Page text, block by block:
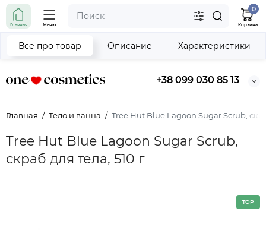
+38 099 030 85 13
Главная Меню
0
Корзина
Главная Тело и ванна Tree Hut Blue Lagoon Sugar Scrub,
Tree Hut Blue Lagoon Sugar Scrub,
скраб для тела, 510 г
Все про товар Описание Характеристики
TOP